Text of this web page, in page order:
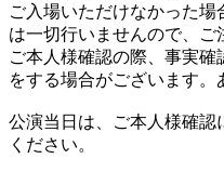
ご入場いただけなかった
は一切行いませんので、ご
ご本人様確認の際、事実
をする場合がございます。
公演当日は、ご本人様確
ください。